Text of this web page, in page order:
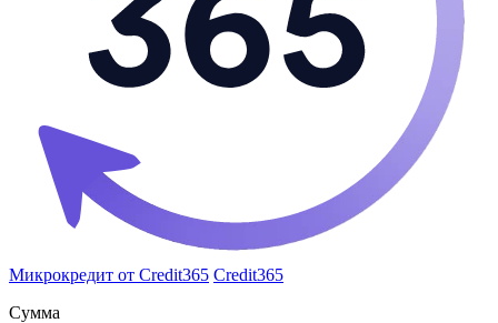
Микрокредит от Credit365 Credit365
Сумма